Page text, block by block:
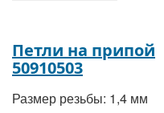
Петли на припой
50910503
Размер резьбы: 1,4 мм